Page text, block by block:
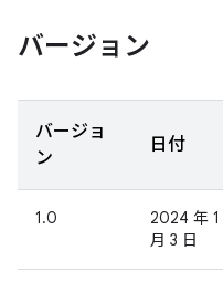
バージョン
バージョ
ン
日付
1.0
2024 年 1
月 3 日